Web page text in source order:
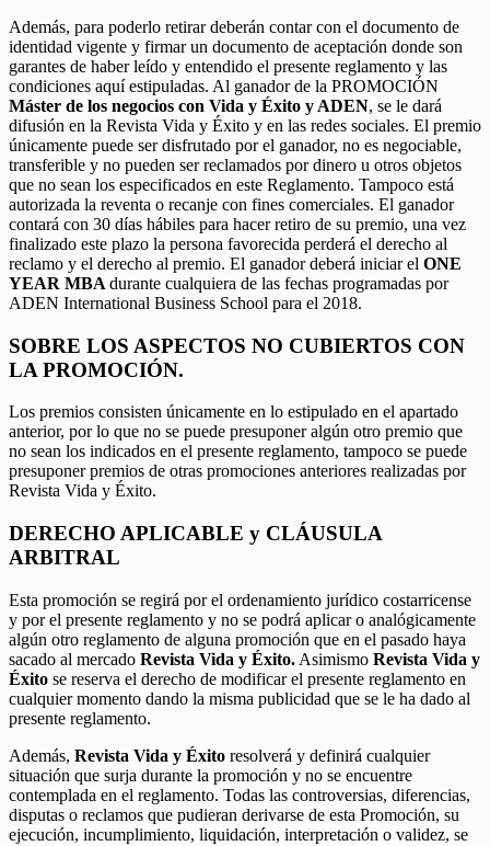
Además, para poderlo retirar deberán contar con el documento de
identidad vigente y firmar un documento de aceptación donde son
garantes de haber leído y entendido el presente reglamento y las
condiciones aquí estipuladas. Al ganador de la PROMOCIÓN
Máster de los negocios con Vida y Éxito y ADEN, se le dará
difusión en la Revista Vida y Éxito y en las redes sociales. El premio
únicamente puede ser disfrutado por el ganador, no es negociable,
transferible y no pueden ser reclamados por dinero u otros objetos
que no sean los especificados en este Reglamento. Tampoco está
autorizada la reventa o recanje con fines comerciales. El ganador
contará con 30 días hábiles para hacer retiro de su premio, una vez
finalizado este plazo la persona favorecida perderá el derecho al
reclamo y el derecho al premio. El ganador deberá iniciar el ONE
YEAR MBA durante cualquiera de las fechas programadas por
ADEN International Business School para el 2018.
SOBRE LOS ASPECTOS NO CUBIERTOS CON
LA PROMOCIÓN.
Los premios consisten únicamente en lo estipulado en el apartado
anterior, por lo que no se puede presuponer algún otro premio que
no sean los indicados en el presente reglamento, tampoco se puede
presuponer premios de otras promociones anteriores realizadas por
Revista Vida y Éxito.
DERECHO APLICABLE y CLÁUSULA
ARBITRAL
Esta promoción se regirá por el ordenamiento jurídico costarricense
y por el presente reglamento y no se podrá aplicar o analógicamente
algún otro reglamento de alguna promoción que en el pasado haya
sacado al mercado Revista Vida y Éxito. Asimismo Revista Vida y
Éxito se reserva el derecho de modificar el presente reglamento en
cualquier momento dando la misma publicidad que se le ha dado al
presente reglamento.
Además, Revista Vida y Éxito resolverá y definirá cualquier
situación que surja durante la promoción y no se encuentre
contemplada en el reglamento. Todas las controversias, diferencias,
disputas o reclamos que pudieran derivarse de esta Promoción, su
ejecución, incumplimiento, liquidación, interpretación o validez, se